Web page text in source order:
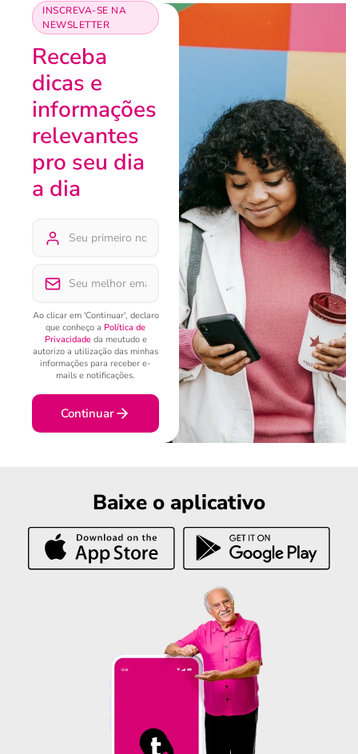
INSCREVA-SE NA
NEWSLETTER
Receba
dicas e
informações
relevantes
pro seu dia
a dia
Ao clicar em 'Continuar', declaro
que conheço a Política de
Privacidadeda meutudo e
autorizo a utilização das minhas
informações para receber e-
mails e notificações.
Continuar
Baixe o aplicativo